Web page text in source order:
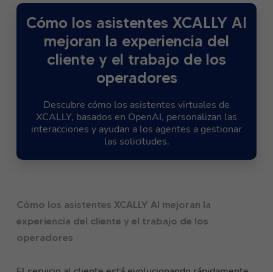
Cómo los asistentes XCALLY AI
mejoran la experiencia del
cliente y el trabajo de los
operadores
Descubre cómo los asistentes virtuales de
XCALLY, basados en OpenAI, personalizan las
interacciones y ayudan a los agentes a gestionar
las solicitudes.
Cómo los asistentes XCALLY AI mejoran la
experiencia del cliente y el trabajo de los
operadores